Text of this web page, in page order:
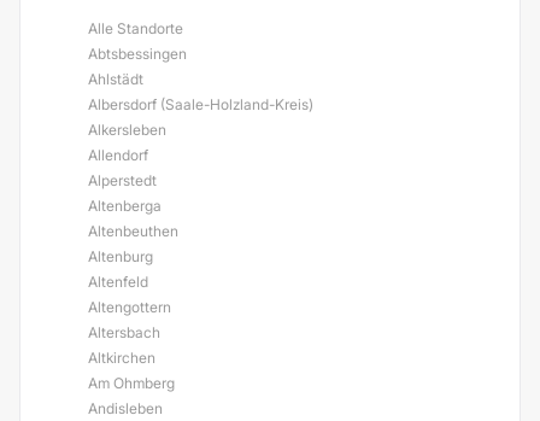
Alle Standorte
Abtsbessingen
Ahlstädt
Albersdorf (Saale-Holzland-Kreis)
Alkersleben
Allendorf
Alperstedt
Altenberga
Altenbeuthen
Altenburg
Altenfeld
Altengottern
Altersbach
Altkirchen
Am Ohmberg
Andisleben